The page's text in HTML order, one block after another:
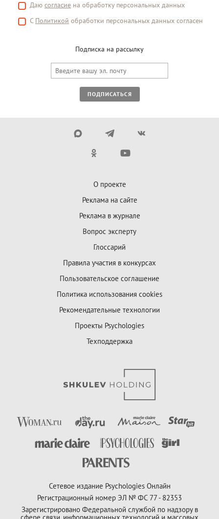
Даю согласие на обработку персональных данных
С Политикой обработки персональных данных согласен
Подписка на рассылку
ПОДПИСАТЬСЯ
О проекте
Реклама на сайте
Реклама в журнале
Вопрос эксперту
Глоссарий
Правила участия в конкурсах
Пользовательское соглашение
Политика использования cookies
Рекомендательные технологии
Проекты Psychologies
Техподдержка
Сетевое издание Psychologies Онлайн
Регистрационный номер ЭЛ № ФС 77 - 82353
Зарегистрировано Федеральной службой по надзору в